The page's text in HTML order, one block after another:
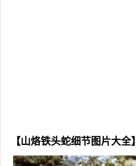
【山烙铁头蛇细节图片大全】